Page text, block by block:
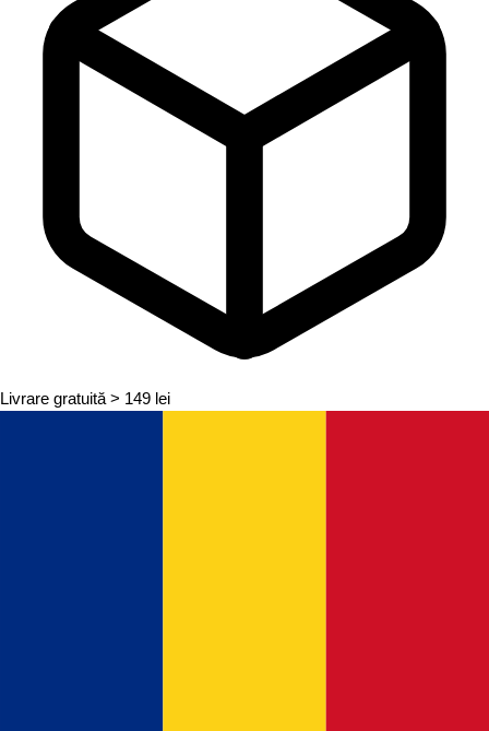
Livrare gratuită > 149 lei